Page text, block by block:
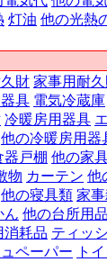
灯油 他の光熱
財 家事用耐
具 電気冷蔵庫
冷暖房用器具
他の冷暖房用器
器戸棚 他の家
物 カーテン 他
他の寝具類 家
ん 他の台所用品
消耗品 ティッ
ペーパー ト